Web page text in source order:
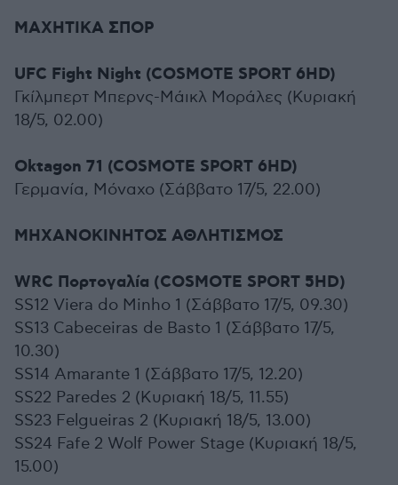
ΜΑΧΗΤΙΚΑ ΣΠΟΡ
UFC Fight Night (COSMOTE SPORT 6HD)
Γκίλμπερτ Μπερνς-Μάικλ Μοράλες (Κυριακή
18/5, 02.00)
Oktagon 71 (COSMOTE SPORT 6HD)
Γερμανία, Μόναχο (Σάββατο 17/5, 22.00)
ΜΗΧΑΝΟΚΙΝΗΤΟΣ ΑΘΛΗΤΙΣΜΟΣ
WRC Πορτογαλία (COSMOTE SPORT 5HD)
SS12 Viera do Minho 1 (Σάββατο 17/5, 09.30)
SS13 Cabeceiras de Basto 1 (Σάββατο 17/5,
10.30)
SS14 Amarante 1 (Σάββατο 17/5, 12.20)
SS22 Paredes 2 (Kυριακή 18/5, 11.55)
SS23 Felgueiras 2 (Κυριακή 18/5, 13.00)
SS24 Fafe 2 Wolf Power Stage (Κυριακή 18/5,
15.00)